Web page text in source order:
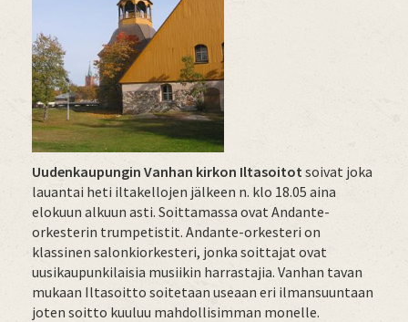
Uudenkaupungin Vanhan kirkon Iltasoitot soivat joka
lauantai heti iltakellojen jälkeen n. klo 18.05 aina
elokuun alkuun asti. Soittamassa ovat Andante-
orkesterin trumpetistit. Andante-orkesteri on
klassinen salonkiorkesteri, jonka soittajat ovat
uusikaupunkilaisia musiikin harrastajia. Vanhan tavan
mukaan Iltasoitto soitetaan useaan eri ilmansuuntaan
joten soitto kuuluu mahdollisimman monelle.